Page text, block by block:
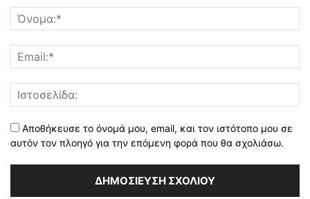
Αποθήκευσε το όνομά μου, email, και τον ιστότοπο μου σε
αυτόν τον πλοηγό για την επόμενη φορά που θα σχολιάσω.